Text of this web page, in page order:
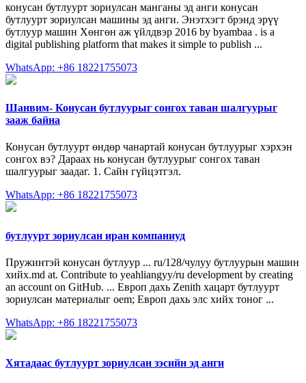
конусан бутлуурт зориулсан манганы эд анги конусан
бутлуурт зориулсан машины эд анги. Энэтхэгт брэнд эрүү
бутлуур машин Хөнгөн аж үйлдвэр 2016 by byambaa . is a
digital publishing platform that makes it simple to publish ...
WhatsApp: +86 18221755073
Шанвим- Конусан бутлуурыг сонгох таван шалгуурыг
зааж байна
Конусан бутлуурт өндөр чанартай конусан бутлуурыг хэрхэн
сонгох вэ? Дараах нь конусан бутлуурыг сонгох таван
шалгуурыг заадаг. 1. Сайн гүйцэтгэл.
WhatsApp: +86 18221755073
бутлуурт зориулсан иран компаниуд
Пружинтэй конусан бутлуур ... ru/128/чулуу бутлуурын машин
хийх.md at. Contribute to yeahliangyy/ru development by creating
an account on GitHub. ... Европ дахь Zenith хацарт бутлуурт
зориулсан материалыг oem; Европ дахь элс хийх тоног ...
WhatsApp: +86 18221755073
Хятадаас бутлуурт зориулсан зэсийн эд анги